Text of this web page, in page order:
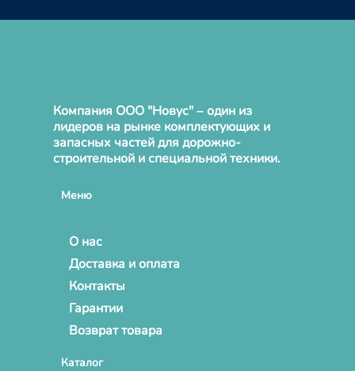
Компания ООО "Новус" – один из
лидеров на рынке комплектующих и
запасных частей для дорожно-
строительной и специальной техники.
Меню
О нас
Доставка и оплата
Контакты
Гарантии
Возврат товара
Каталог